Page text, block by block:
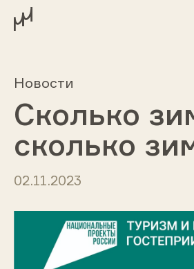
Новости
Сколько
сколько
02.11.2023